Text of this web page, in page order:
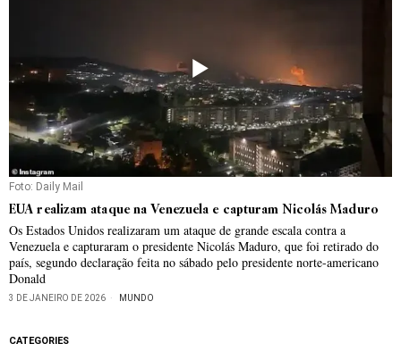
Foto: Daily Mail
EUA realizam ataque na Venezuela e capturam Nicolás Maduro
Os Estados Unidos realizaram um ataque de grande escala contra a
Venezuela e capturaram o presidente Nicolás Maduro, que foi retirado do
país, segundo declaração feita no sábado pelo presidente norte-americano
Donald
3 DE JANEIRO DE 2026 MUNDO
CATEGORIES